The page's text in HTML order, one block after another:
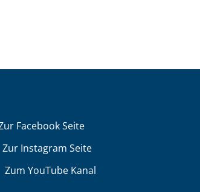
auszublenden
Facebook Seite
Zur Instagram Seite
Zum YouTube Kanal